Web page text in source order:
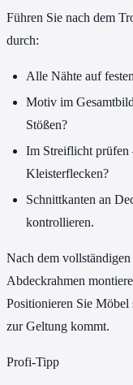
Führen Sie nach dem
durch:
Alle Nähte auf
Motiv im
Stößen?
Im Streiflicht
Kleisterflecken?
Schnittkanten an
kontrollieren.
Nach dem
Abdeckrahmen
Positionieren Sie Möbel
zur Geltung kommt.
Profi-Tipp